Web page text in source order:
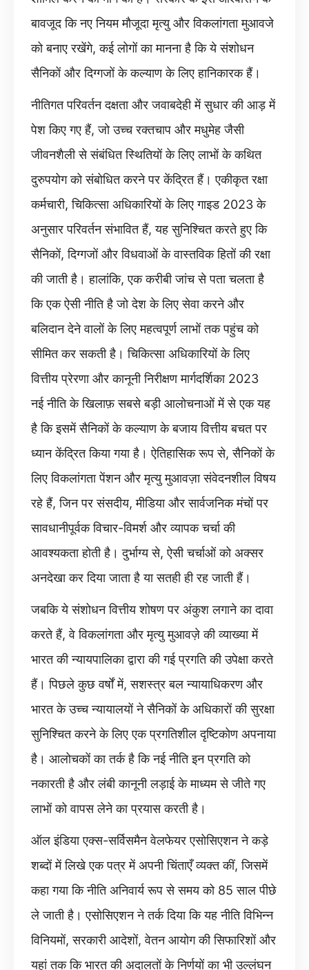
बावजूद कि नए नियम मौजूदा मृत्यु और विकलांगता मुआवजे
को बनाए रखेंगे, कई लोगों का मानना ​​है कि ये संशोधन
सैनिकों और दिग्गजों के कल्याण के लिए हानिकारक हैं।
नीतिगत परिवर्तन दक्षता और जवाबदेही में सुधार की आड़ में
पेश किए गए हैं, जो उच्च रक्तचाप और मधुमेह जैसी
जीवनशैली से संबंधित स्थितियों के लिए लाभों के कथित
दुरुपयोग को संबोधित करने पर केंद्रित हैं। एकीकृत रक्षा
कर्मचारी, चिकित्सा अधिकारियों के लिए गाइड 2023 के
अनुसार परिवर्तन संभावित हैं, यह सुनिश्चित करते हुए कि
सैनिकों, दिग्गजों और विधवाओं के वास्तविक हितों की रक्षा
की जाती है। हालांकि, एक करीबी जांच से पता चलता है
कि एक ऐसी नीति है जो देश के लिए सेवा करने और
बलिदान देने वालों के लिए महत्वपूर्ण लाभों तक पहुंच को
सीमित कर सकती है। चिकित्सा अधिकारियों के लिए
वित्तीय प्रेरणा और कानूनी निरीक्षण मार्गदर्शिका 2023
नई नीति के खिलाफ़ सबसे बड़ी आलोचनाओं में से एक यह
है कि इसमें सैनिकों के कल्याण के बजाय वित्तीय बचत पर
ध्यान केंद्रित किया गया है। ऐतिहासिक रूप से, सैनिकों के
लिए विकलांगता पेंशन और मृत्यु मुआवज़ा संवेदनशील विषय
रहे हैं, जिन पर संसदीय, मीडिया और सार्वजनिक मंचों पर
सावधानीपूर्वक विचार-विमर्श और व्यापक चर्चा की
आवश्यकता होती है। दुर्भाग्य से, ऐसी चर्चाओं को अक्सर
अनदेखा कर दिया जाता है या सतही ही रह जाती हैं।
जबकि ये संशोधन वित्तीय शोषण पर अंकुश लगाने का दावा
करते हैं, वे विकलांगता और मृत्यु मुआवज़े की व्याख्या में
भारत की न्यायपालिका द्वारा की गई प्रगति की उपेक्षा करते
हैं। पिछले कुछ वर्षों में, सशस्त्र बल न्यायाधिकरण और
भारत के उच्च न्यायालयों ने सैनिकों के अधिकारों की सुरक्षा
सुनिश्चित करने के लिए एक प्रगतिशील दृष्टिकोण अपनाया
है। आलोचकों का तर्क है कि नई नीति इन प्रगति को
नकारती है और लंबी कानूनी लड़ाई के माध्यम से जीते गए
लाभों को वापस लेने का प्रयास करती है।
ऑल इंडिया एक्स-सर्विसमैन वेलफेयर एसोसिएशन ने कड़े
शब्दों में लिखे एक पत्र में अपनी चिंताएँ व्यक्त कीं, जिसमें
कहा गया कि नीति अनिवार्य रूप से समय को 85 साल पीछे
ले जाती है। एसोसिएशन ने तर्क दिया कि यह नीति विभिन्न
विनियमों, सरकारी आदेशों, वेतन आयोग की सिफारिशों और
यहां तक ​​कि भारत की अदालतों के निर्णयों का भी उल्लंघन